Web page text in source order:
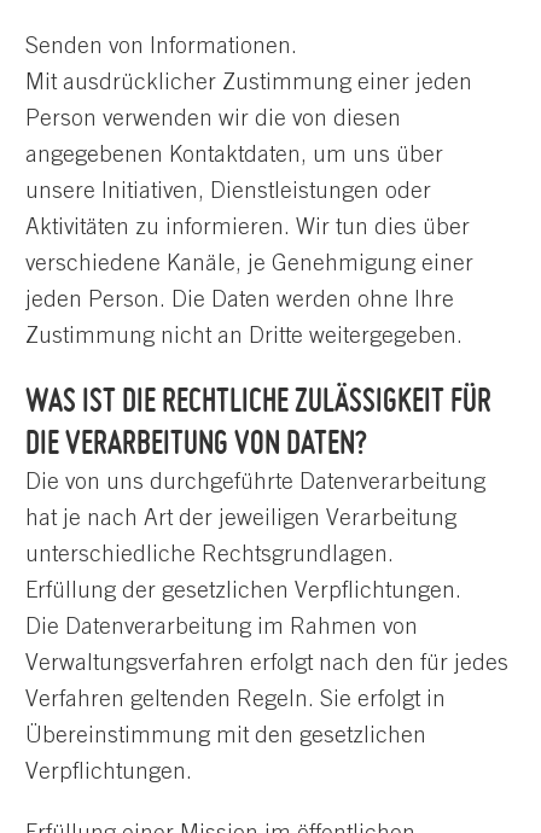
Senden von Informationen.
Mit ausdrücklicher Zustimmung einer jeden
Person verwenden wir die von diesen
angegebenen Kontaktdaten, um uns über
unsere Initiativen, Dienstleistungen oder
Aktivitäten zu informieren. Wir tun dies über
verschiedene Kanäle, je Genehmigung einer
jeden Person. Die Daten werden ohne Ihre
Zustimmung nicht an Dritte weitergegeben.
WAS IST DIE RECHTLICHE ZULÄSSIGKEIT FÜR
DIE VERARBEITUNG VON DATEN?
Die von uns durchgeführte Datenverarbeitung
hat je nach Art der jeweiligen Verarbeitung
unterschiedliche Rechtsgrundlagen.
Erfüllung der gesetzlichen Verpflichtungen.
Die Datenverarbeitung im Rahmen von
Verwaltungsverfahren erfolgt nach den für jedes
Verfahren geltenden Regeln. Sie erfolgt in
Übereinstimmung mit den gesetzlichen
Verpflichtungen.